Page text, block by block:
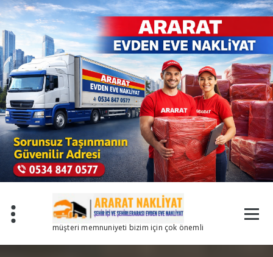
İçeriğe
geç
müşteri memnuniyeti bizim için çok önemli